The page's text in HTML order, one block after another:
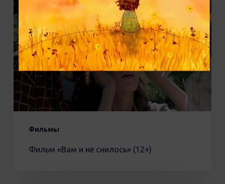
Фильмы
снилось»
(12+)
Фильм «Вам и не снилось» (12+)